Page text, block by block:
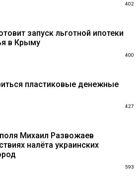
402
запуск льготной ипотеки
в Крыму
400
пластиковые денежные
427
Михаил Развожаев
налёта украинских
593